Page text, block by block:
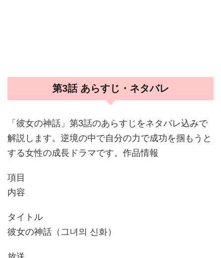
第3話 あらすじ・ネタバレ
「彼女の神話」第3話のあらすじをネタバレ込みで
解説します。逆境の中で自分の力で成功を掴もうと
する女性の成長ドラマです。作品情報
項目
内容
タイトル
彼女の神話（그녀의 신화）